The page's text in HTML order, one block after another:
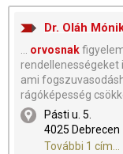
Dr. Oláh
orvosnak
ami
rágóképesség
Pásti u. 5.
4025 Debrecen
További 1 cím...